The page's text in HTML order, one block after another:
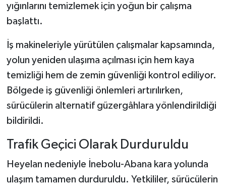
yığınlarını temizlemek için yoğun bir çalışma
başlattı.
İş makineleriyle yürütülen çalışmalar kapsamında,
yolun yeniden ulaşıma açılması için hem kaya
temizliği hem de zemin güvenliği kontrol ediliyor.
Bölgede iş güvenliği önlemleri artırılırken,
sürücülerin alternatif güzergâhlara yönlendirildiği
bildirildi.
Trafik Geçici Olarak Durduruldu
Heyelan nedeniyle İnebolu-Abana kara yolunda
ulaşım tamamen durduruldu. Yetkililer, sürücülerin